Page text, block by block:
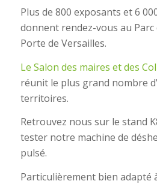
Plus de 800 exposants et 6
donnent rendez-vous au
Porte de Versailles.
Le Salon des maires et des
réunit le plus grand nombre
territoires.
Retrouvez nous sur le stand
tester notre machine de
pulsé.
Particulièrement bien adapté